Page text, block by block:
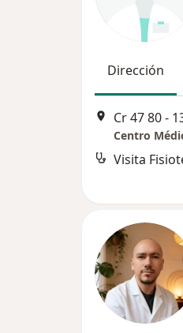
Dirección
Cr 47 80 -
Centro
Visita